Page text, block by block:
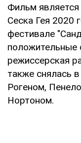
Фильм
Сеска Гея 2020
фестивале
положительные
режиссерская
также снялась
Рогеном,
Нортоном.